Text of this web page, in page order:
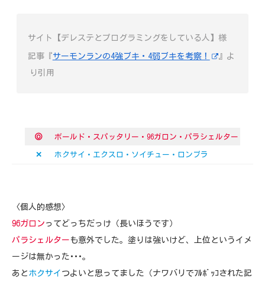
サイト【デレステとプログラミングをしている人】様
記事『サーモンランの4強ブキ・4弱ブキを考察！
』よ
り引用
◎ ボールド・スパッタリー・96ガロン・パラシェルター
✕ ホクサイ・エクスロ・ソイチュー・ロンブラ
〈個人的感想〉
96ガロン ってどっちだっけ（長いほうです）
パラシェルター も意外でした。塗りは強いけど、上位というイメ
ージは無かった･･･。
あと ホクサイ つよいと思ってました（ナワバリでﾌﾙﾎﾞｯｺされた記